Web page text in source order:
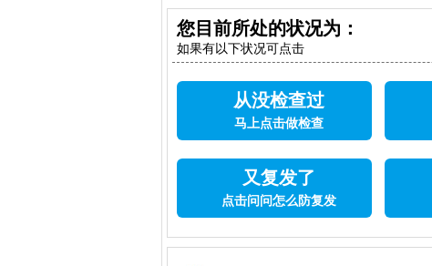
您目前所处的状况为：
如果有以下状况可点击
从没检查过
马上点击做检查
又复发了
点击问问怎么防复发